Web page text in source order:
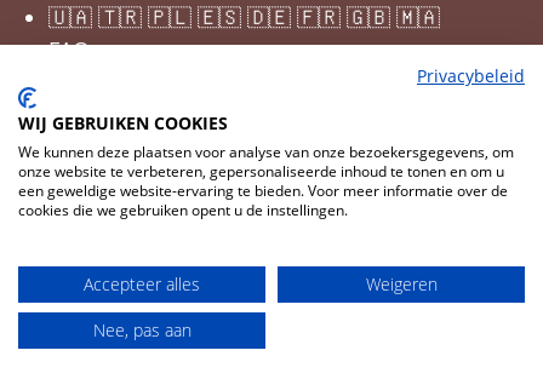
🇺🇦 🇹🇷 🇵🇱 🇪🇸 🇩🇪 🇫🇷 🇬🇧 🇲🇦
FAQ
CMS Cookies Privacy
Disclaimer
Webdesign by Who Owns The Zebra
Privacybeleid
WIJ GEBRUIKEN COOKIES
We kunnen deze plaatsen voor analyse van onze bezoekersgegevens, om
onze website te verbeteren, gepersonaliseerde inhoud te tonen en om u
een geweldige website-ervaring te bieden. Voor meer informatie over de
cookies die we gebruiken opent u de instellingen.
Accepteer alles
Weigeren
Nee, pas aan